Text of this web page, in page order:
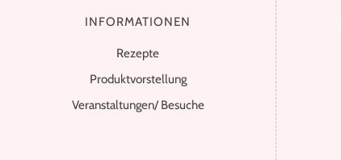
INFORMATIONEN
Rezepte
Produktvorstellung
Veranstaltungen/ Besuche